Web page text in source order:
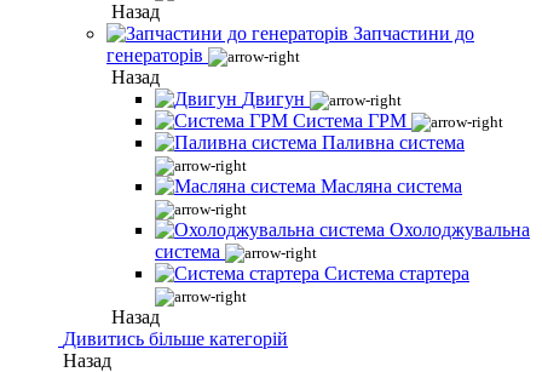
Назад
Запчастини до
генераторів
Назад
Двигун
Система ГРМ
Паливна система
Масляна система
Охолоджувальна
система
Система стартера
Назад
Дивитись більше категорій
Назад